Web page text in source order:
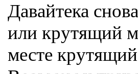
Давайтека
или крутящий
месте